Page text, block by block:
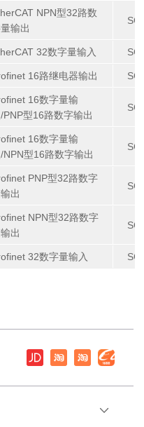
NPN型32路数
输出
32数字量输入
16路继电器输出
16数字量输
/PNP型16路数字输出
16数字量输
/NPN型16路数字输出
PNP型32路数字
出
NPN型32路数字
出
32数字量输入